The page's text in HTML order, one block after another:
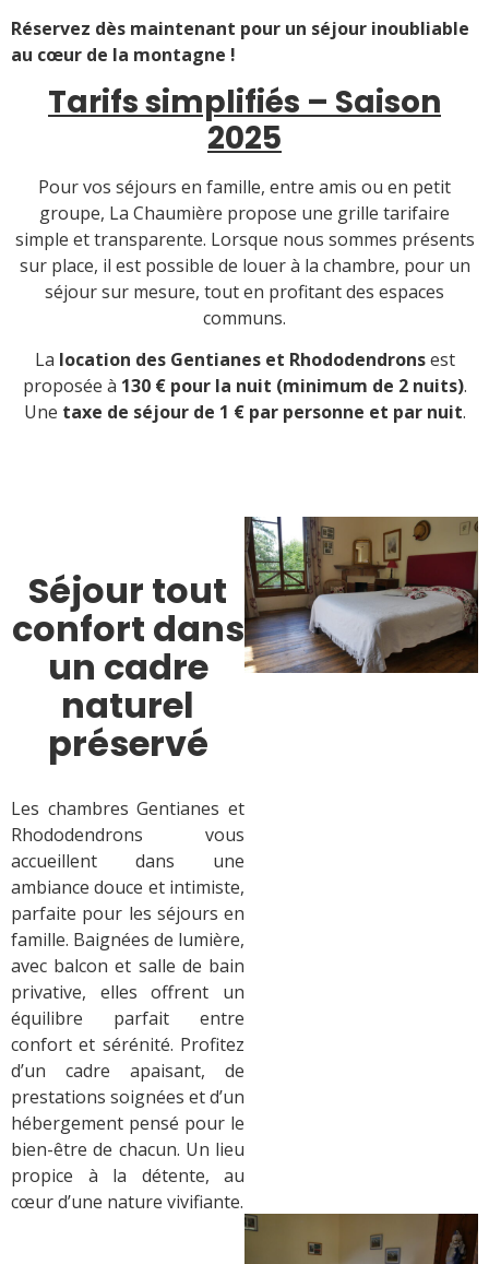
Réservez dès maintenant pour un séjour inoubliable
au cœur de la montagne !
Tarifs simplifiés – Saison
2025
Pour vos séjours en famille, entre amis ou en petit
groupe, La Chaumière propose une grille tarifaire
simple et transparente. Lorsque nous sommes présents
sur place, il est possible de louer à la chambre, pour un
séjour sur mesure, tout en profitant des espaces
communs.
La location des Gentianes et Rhododendronsest
proposée à 130 € pour la nuit (minimum de 2 nuits).
Une taxe de séjour de 1 € par personne et par nuit.
Séjour tout
confort dans
un cadre
naturel
préservé
Les chambres Gentianes et
Rhododendrons vous
accueillent dans une
ambiance douce et intimiste,
parfaite pour les séjours en
famille. Baignées de lumière,
avec balcon et salle de bain
privative, elles offrent un
équilibre parfait entre
confort et sérénité. Profitez
d’un cadre apaisant, de
prestations soignées et d’un
hébergement pensé pour le
bien-être de chacun. Un lieu
propice à la détente, au
cœur d’une nature vivifiante.